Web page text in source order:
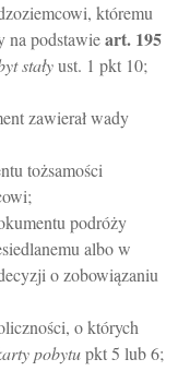
któremu
na podstawieart. 195
stałyust. 1 pkt 10;
zawierał wady
tożsamości
podróży
albo w
o zobowiązaniu
o których
pobytupkt 5 lub 6;